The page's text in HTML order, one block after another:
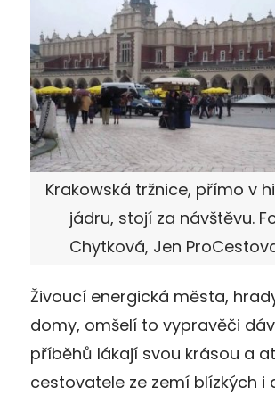
Krakowská tržnice, přímo v
jádru, stojí za návštěvu.
Chytková, Jen
Živoucí energická města,
domy, omšelí to vypravěči
příběhů lákají svou krásou a
cestovatele ze zemí blízkých i